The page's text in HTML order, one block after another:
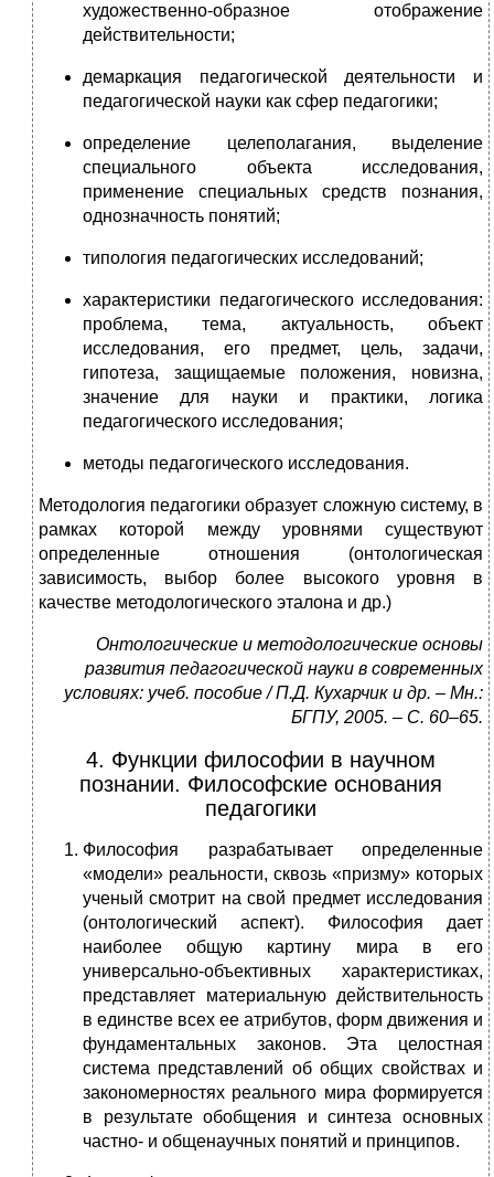
художественно-образное отображение
действительности;
демаркация педагогической деятельности и
педагогической науки как сфер педагогики;
определение целеполагания, выделение
специального объекта исследования,
применение специальных средств познания,
однозначность понятий;
типология педагогических исследований;
характеристики педагогического исследования:
проблема, тема, актуальность, объект
исследования, его предмет, цель, задачи,
гипотеза, защищаемые положения, новизна,
значение для науки и практики, логика
педагогического исследования;
методы педагогического исследования.
Методология педагогики образует сложную систему, в
рамках которой между уровнями существуют
определенные отношения (онтологическая
зависимость, выбор более высокого уровня в
качестве методологического эталона и др.)
Онтологические и методологические основы
развития педагогической науки в современных
условиях: учеб. пособие / П.Д. Кухарчик и др. – Мн.:
БГПУ, 2005. – С. 60–65.
4. Функции философии в научном
познании. Философские основания
педагогики
Философия разрабатывает определенные
«модели» реальности, сквозь «призму» которых
ученый смотрит на свой предмет исследования
(онтологический аспект). Философия дает
наиболее общую картину мира в его
универсально-объективных характеристиках,
представляет материальную действительность
в единстве всех ее атрибутов, форм движения и
фундаментальных законов. Эта целостная
система представлений об общих свойствах и
закономерностях реального мира формируется
в результате обобщения и синтеза основных
частно- и общенаучных понятий и принципов.